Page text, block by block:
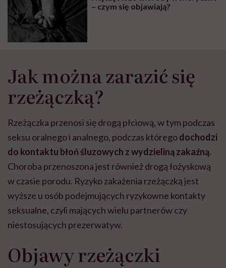
– czym się objawiają?
Jak można zarazić się
rzeżączką?
Rzeżączka przenosi się drogą płciową, w tym podczas
seksu oralnego i analnego, podczas któregodochodzi
do kontaktu błoń śluzowych z wydzieliną zakaźną.
Choroba przenoszona jest również drogą łożyskową
w czasie porodu. Ryzyko zakażenia rzeżączką jest
wyższe u osób podejmujących ryzykowne kontakty
seksualne, czyli mających wielu partnerów czy
niestosujących prezerwatyw.
Objawy rzeżączki